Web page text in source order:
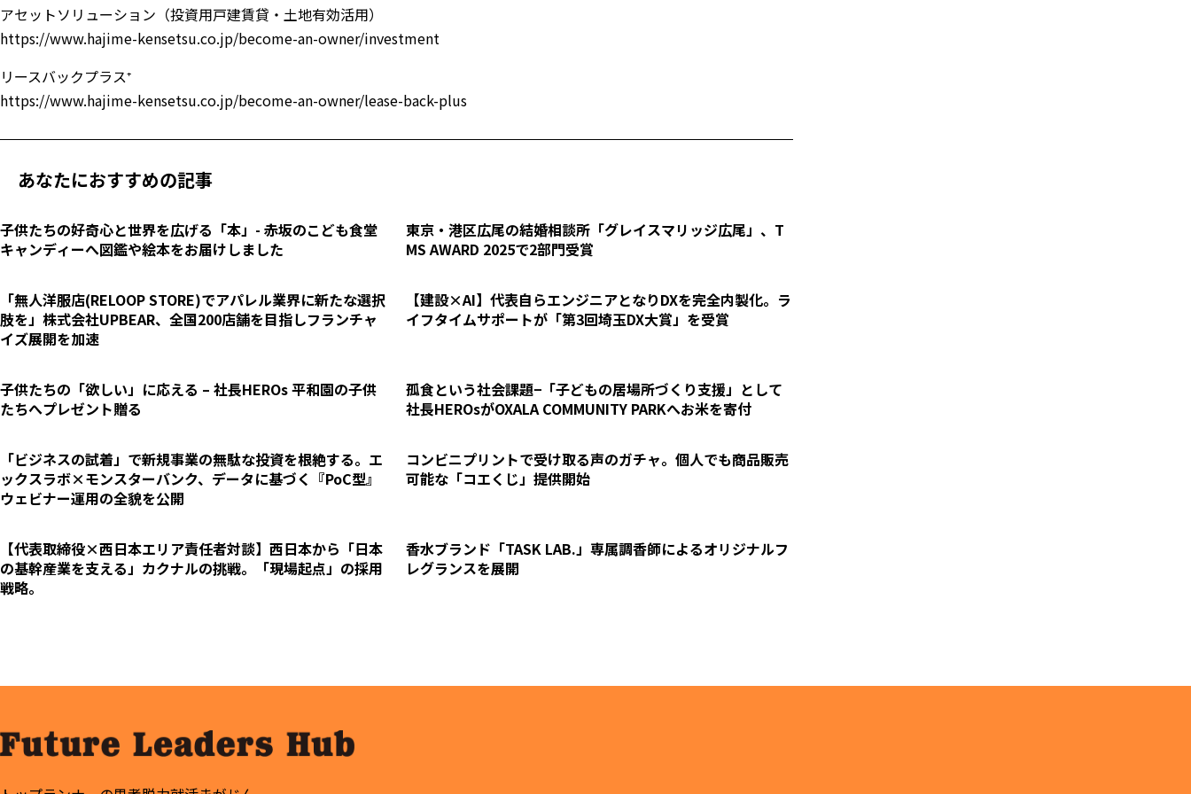
アセットソリューション（投資用戸建賃貸・土地有効活用）
https://www.hajime-kensetsu.co.jp/become-an-owner/investment
リースバックプラス⁺
https://www.hajime-kensetsu.co.jp/become-an-owner/lease-back-plus
あなたにおすすめの記事
子供たちの好奇心と世界を広げる「本」- 赤坂のこども食堂
キャンディーへ図鑑や絵本をお届けしました
東京・港区広尾の結婚相談所「グレイスマリッジ広尾」、T
MS AWARD 2025で2部門受賞
「無人洋服店(RELOOP STORE)でアパレル業界に新たな選択
肢を」株式会社UPBEAR、全国200店舗を目指しフランチャ
イズ展開を加速
【建設×AI】代表自らエンジニアとなりDXを完全内製化。ラ
イフタイムサポートが「第3回埼玉DX大賞」を受賞
子供たちの「欲しい」に応える – 社長HEROs 平和園の子供
たちへプレゼント贈る
孤食という社会課題−「子どもの居場所づくり支援」として
社長HEROsがOXALA COMMUNITY PARKへお米を寄付
「ビジネスの試着」で新規事業の無駄な投資を根絶する。エ
ックスラボ×モンスターバンク、データに基づく『PoC型』
ウェビナー運用の全貌を公開
コンビニプリントで受け取る声のガチャ。個人でも商品販売
可能な「コエくじ」提供開始
【代表取締役×西日本エリア責任者対談】西日本から「日本
の基幹産業を支える」カクナルの挑戦。「現場起点」の採用
戦略。
香水ブランド「TASK LAB.」専属調香師によるオリジナルフ
レグランスを展開